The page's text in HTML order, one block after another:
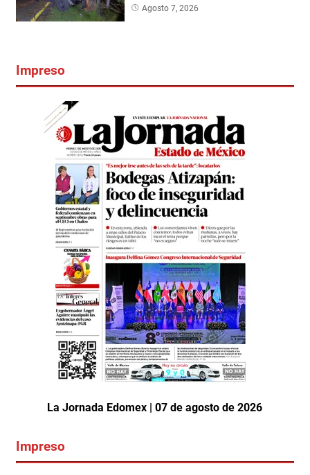
Agosto 7, 2026
Impreso
La Jornada Edomex | 07 de agosto de 2026
Impreso